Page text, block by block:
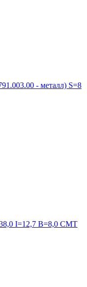
- металл) S=8
I=12,7 B=8,0 CMT